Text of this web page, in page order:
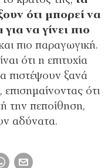
ότι μπορεί να
να γίνει πιο
πιο παραγωγική.
ότι η επιτυχία
πιστέψουν ξανά
ότι
την πεποίθηση,
αδύνατα.